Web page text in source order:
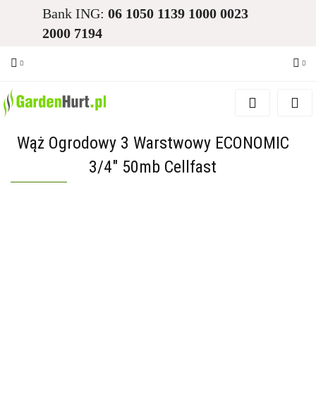
Bank ING: 06 1050 1139 1000 0023
2000 7194
Zaloguj się
Dodaj zgłoszenie
Wąż Ogrodowy 3 Warstwowy ECONOMIC
3/4" 50mb Cellfast